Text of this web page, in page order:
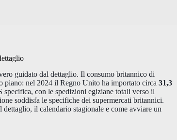
guidato dal dettaglio. Il consumo britannico di
piano: nel 2024 il Regno Unito ha importato circa 31,3
specifica, con le spedizioni egiziane totali verso il
soddisfa le specifiche dei supermercati britannici.
il calendario stagionale e come avviare un